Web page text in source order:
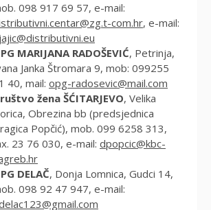
098 917 69 57, e-mail:
com.hr, e-mail:
MARIJANA RADOŠEVIĆ, Petrinja,
Janka Štromara 9, mob: 099255
40, mail: opg-radosevic@mail.com
žena ŠĆITARJEVO, Velika
Obrezina bb (predsjednica
Popčić), mob. 099 6258 313,
23 76 030, e-mail: dpopcic@kbc-
DELAČ, Donja Lomnica, Gudci 14,
098 92 47 947, e-mail: